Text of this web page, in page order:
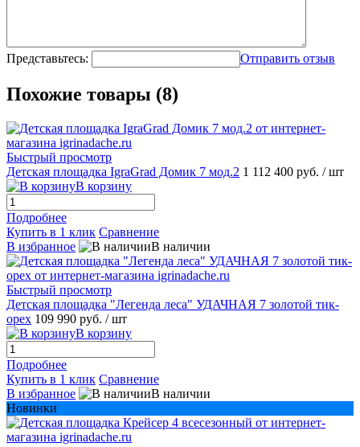
Представьтесь: Отправить отзыв
Похожие товары (8)
Быстрый просмотр
Детская площадка IgraGrad Домик 7 мод.2 1 112 400 руб. / шт
В корзину
Подробнее
Купить в 1 клик Сравнение
В избранное
В наличии
Быстрый просмотр
Детская площадка "Легенда леса" УДАЧНАЯ 7 золотой тик-
орех 109 990 руб. / шт
В корзину
Подробнее
Купить в 1 клик Сравнение
В избранное
В наличии
Новинки